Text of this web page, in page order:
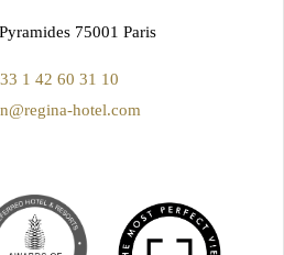
75001 Paris
1 42 60 31 10
hotel.com